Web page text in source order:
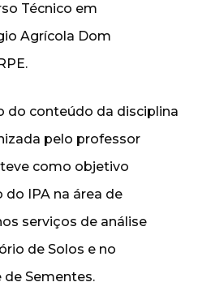
Técnico em
Agrícola Dom
do conteúdo da disciplina
pelo professor
como objetivo
IPA na área de
serviços de análise
de Solos e no
de Sementes.